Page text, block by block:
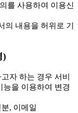
를 사용하여 이용신
의 내용을 허위로 기
)
자 하는 경우 서비
능을 이용하여 변경
, 이메일